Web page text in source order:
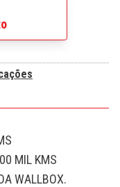
MIL KMS
WALLBOX.